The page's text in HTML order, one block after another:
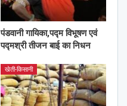
पंडवानी गायिका,पद्म विभूषण एवं
पद्मश्री तीजन बाई का निधन
खेती-किसानी